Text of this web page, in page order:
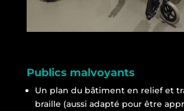
Publics malvoyants
Un plan du bâtiment en relief et
braille (aussi adapté pour être